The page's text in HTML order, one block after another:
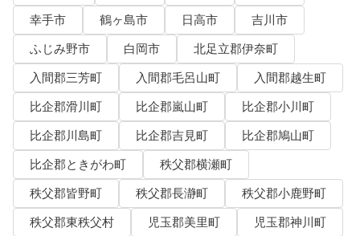
幸手市
鶴ヶ島市 日高市
吉川市
ふじみ野市
白岡市
北足立郡伊奈町
入間郡三芳町
入間郡毛呂山町
入間郡越生町
比企郡滑川町
比企郡嵐山町
比企郡小川町
比企郡川島町
比企郡吉見町
比企郡鳩山町
比企郡ときがわ町
秩父郡横瀬町
秩父郡皆野町
秩父郡長瀞町
秩父郡小鹿野町
秩父郡東秩父村
児玉郡美里町
児玉郡神川町